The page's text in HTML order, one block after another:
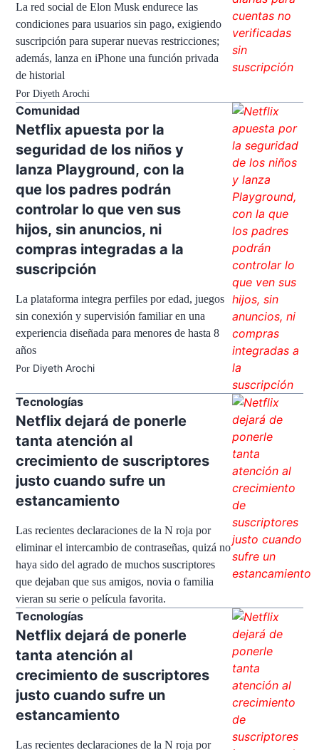
La red social de Elon Musk endurece las
condiciones para usuarios sin pago, exigiendo
suscripción para superar nuevas restricciones;
además, lanza en iPhone una función privada
de historial
Por Diyeth Arochi
Comunidad
Netflix apuesta por la
seguridad de los niños y
lanza Playground, con la
que los padres podrán
controlar lo que ven sus
hijos, sin anuncios, ni
compras integradas a la
suscripción
La plataforma integra perfiles por edad, juegos
sin conexión y supervisión familiar en una
experiencia diseñada para menores de hasta 8
años
Por Diyeth Arochi
Tecnologías
Netflix dejará de ponerle
tanta atención al
crecimiento de suscriptores
justo cuando sufre un
estancamiento
Las recientes declaraciones de la N roja por
eliminar el intercambio de contraseñas, quizá no
haya sido del agrado de muchos suscriptores
que dejaban que sus amigos, novia o familia
vieran su serie o película favorita.
Tecnologías
Netflix dejará de ponerle
tanta atención al
crecimiento de suscriptores
justo cuando sufre un
estancamiento
Las recientes declaraciones de la N roja por